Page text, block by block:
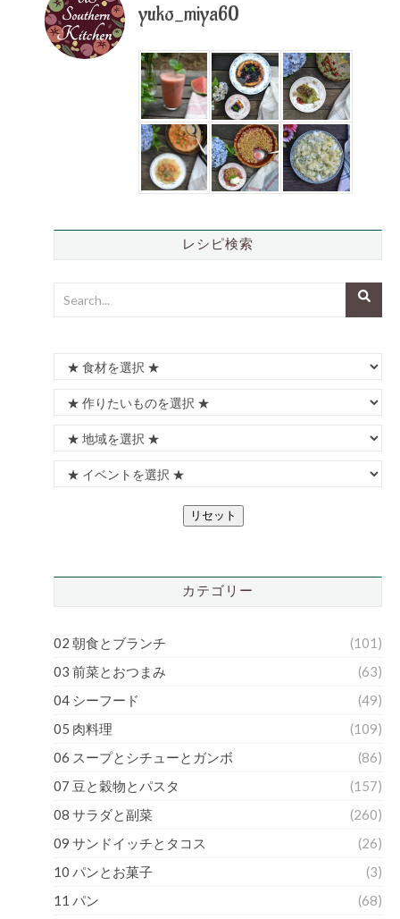
yuko_miya60
レシピ検索
リセット
カテゴリー
02 朝食とブランチ
(101)
03 前菜とおつまみ
(63)
04 シーフード
(49)
05 肉料理
(109)
06 スープとシチューとガンボ
(86)
07 豆と穀物とパスタ
(157)
08 サラダと副菜
(260)
09 サンドイッチとタコス
(26)
10 パンとお菓子
(3)
11 パン
(68)